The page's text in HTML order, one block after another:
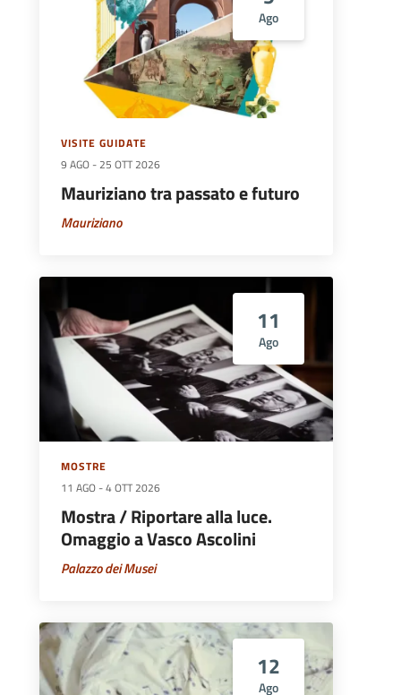
Ago
VISITE GUIDATE
9 AGO -25 OTT 2026
Mauriziano tra passato e futuro
Mauriziano
11
Ago
MOSTRE
11 AGO -4 OTT 2026
Mostra / Riportare alla luce.
Omaggio a Vasco Ascolini
Palazzo dei Musei
12
Ago